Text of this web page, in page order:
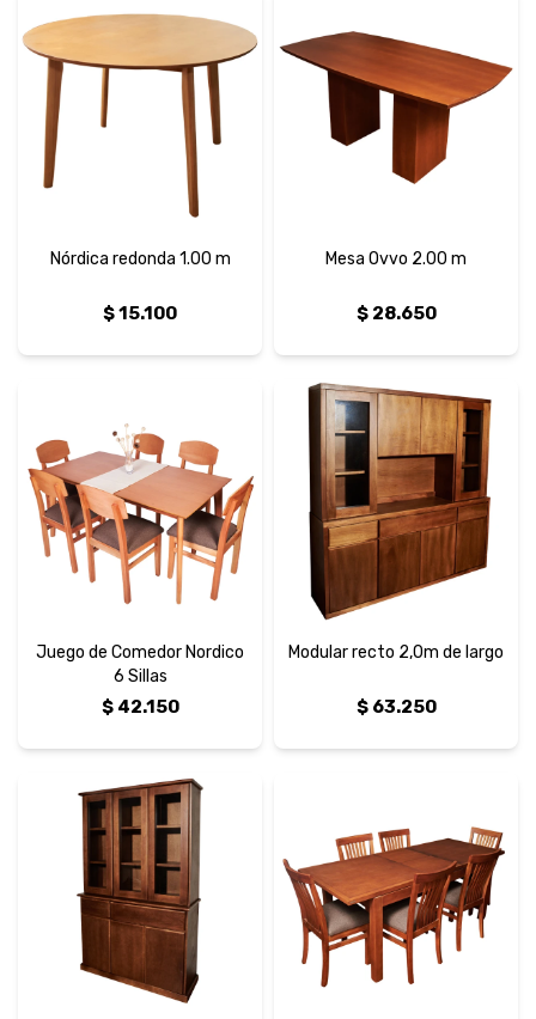
Nórdica redonda 1.00 m
$15.100
Mesa Ovvo 2.00 m
$ 28.650
Juego de Comedor Nordico
6 Sillas
$ 42.150
Modular recto 2,0m de largo
$ 63.250